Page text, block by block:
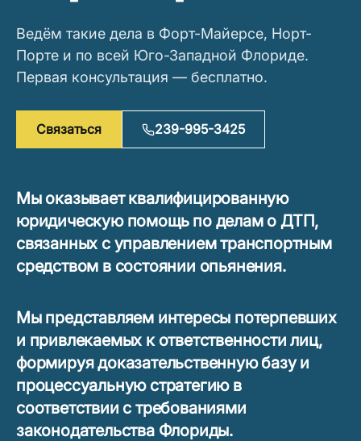
Ведём такие дела в Форт-Майерсе, Норт-
Порте и по всей Юго-Западной Флориде.
Первая консультация — бесплатно.
Связаться 239-995-3425
Мы оказывает квалифицированную
юридическую помощь по делам о ДТП,
связанных с управлением транспортным
средством в состоянии опьянения.
Мы представляем интересы потерпевших
и привлекаемых к ответственности лиц,
формируя доказательственную базу и
процессуальную стратегию в
соответствии с требованиями
законодательства Флориды.